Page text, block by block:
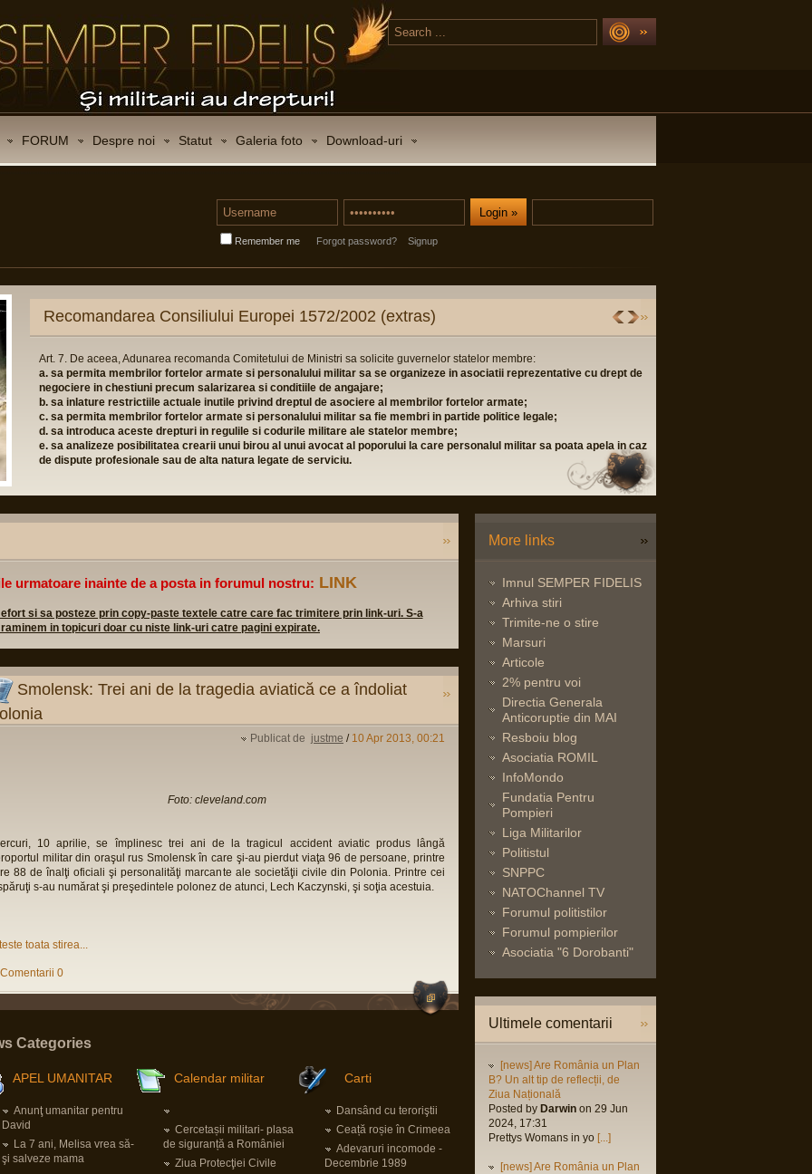
FORUM Despre noi Statut Galeria foto Download-uri
Remember me Forgot password? Signup
Recomandarea Consiliului Europei 1572/2002 (extras)
Art. 7. De aceea, Adunarea recomanda Comitetului de Ministri sa solicite guvernelor statelor membre:
a. sa permita membrilor fortelor armate si personalului militar sa se organizeze in asociatii reprezentative cu drept de
negociere in chestiuni precum salarizarea si conditiile de angajare;
b. sa inlature restrictiile actuale inutile privind dreptul de asociere al membrilor fortelor armate;
c. sa permita membrilor fortelor armate si personalului militar sa fie membri in partide politice legale;
d. sa introduca aceste drepturi in regulile si codurile militare ale statelor membre;
e. sa analizeze posibilitatea crearii unui birou al unui avocat al poporului la care personalul militar sa poata apela in caz
de dispute profesionale sau de alta natura legate de serviciu.
urmatoare inainte de a posta in forumul nostru: LINK
si sa posteze prin copy-paste textele catre care fac trimitere prin link-uri. S-a
in topicuri doar cu niste link-uri catre pagini expirate.
Smolensk: Trei ani de la tragedia aviatică ce a îndoliat
Publicat de justme / 10 Apr 2013, 00:21
Foto: cleveland.com
10 aprilie, se împlinesc trei ani de la tragicul accident aviatic produs lângă
militar din oraşul rus Smolensk în care şi-au pierdut viaţa 96 de persoane, printre
88 de înalţi oficiali şi personalităţi marcante ale societăţii civile din Polonia. Printre cei
s-au numărat şi preşedintele polonez de atunci, Lech Kaczynski, şi soţia acestuia.
toata stirea...
Comentarii 0
Categories
APEL UMANITAR
Anunţ umanitar pentru
David
La 7 ani, Melisa vrea să-
şi salveze mama
Calendar militar
Cercetașii militari- plasa
de siguranță a României
Ziua Protecţiei Civile
Carti
Dansând cu teroriştii
Ceață roșie în Crimeea
Adevaruri incomode -
Decembrie 1989
More links
Imnul SEMPER FIDELIS
Arhiva stiri
Trimite-ne o stire
Marsuri
Articole
2% pentru voi
Directia Generala
Anticoruptie din MAI
Resboiu blog
Asociatia ROMIL
InfoMondo
Fundatia Pentru
Pompieri
Liga Militarilor
Politistul
SNPPC
NATOChannel TV
Forumul politistilor
Forumul pompierilor
Asociatia "6 Dorobanti"
Ultimele comentarii
[news] Are România un Plan
B? Un alt tip de reflecții, de
Ziua Națională
Posted by Darwin on 29 Jun
2024, 17:31
Prettys Womans in yo [...]
[news] Are România un Plan